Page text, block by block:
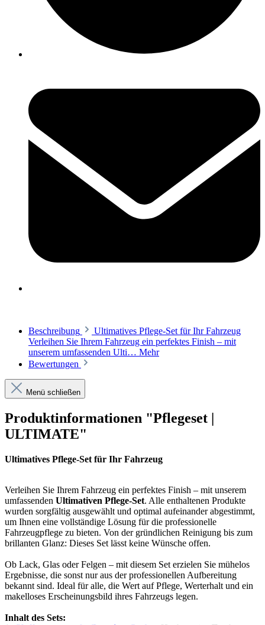
Beschreibung
Ultimatives Pflege-Set für Ihr Fahrzeug
Verleihen Sie Ihrem Fahrzeug ein perfektes Finish – mit
unserem umfassenden Ulti… Mehr
Bewertungen
Menü schließen
Produktinformationen "Pflegeset |
ULTIMATE"
Ultimatives Pflege-Set für Ihr Fahrzeug
Verleihen Sie Ihrem Fahrzeug ein perfektes Finish – mit unserem
umfassenden Ultimativen Pflege-Set. Alle enthaltenen Produkte
wurden sorgfältig ausgewählt und optimal aufeinander abgestimmt,
um Ihnen eine vollständige Lösung für die professionelle
Fahrzeugpflege zu bieten. Von der gründlichen Reinigung bis zum
brillanten Glanz: Dieses Set lässt keine Wünsche offen.
Ob Lack, Glas oder Felgen – mit diesem Set erzielen Sie mühelos
Ergebnisse, die sonst nur aus der professionellen Aufbereitung
bekannt sind. Ideal für alle, die Wert auf Pflege, Werterhalt und ein
makelloses Erscheinungsbild ihres Fahrzeugs legen.
Inhalt des Sets: